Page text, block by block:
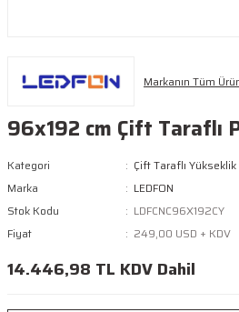
Markanın Tüm
96x192 cm Çift Taraflı
Kategori
Çift Taraflı
Marka
LEDFON
Stok Kodu
LDFCNC96X192CY
Fiyat
249,00 USD + KDV
14.446,98 TL KDV Dahil